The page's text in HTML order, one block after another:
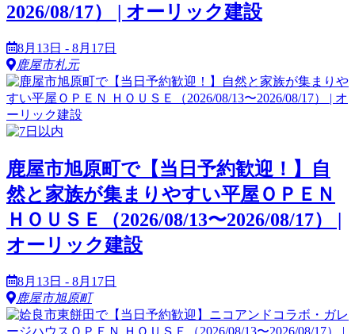
2026/08/17） | オーリック建設
8月13日 - 8月17日
鹿屋市札元
鹿屋市旭原町で【当日予約歓迎！】自
然と家族が集まりやすい平屋ＯＰＥＮ
ＨＯＵＳＥ（2026/08/13〜2026/08/17） |
オーリック建設
8月13日 - 8月17日
鹿屋市旭原町